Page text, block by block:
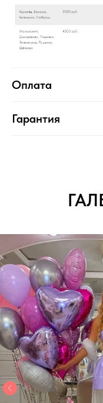
Оплата
Гарантия